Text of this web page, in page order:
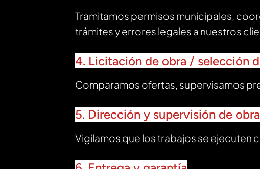
Tramitamos permisos municipales,
trámites y errores legales a nuestros
4. Licitación de obra / selección
Comparamos ofertas, supervisamos
5. Dirección y supervisión de
Vigilamos que los trabajos se ejecuten